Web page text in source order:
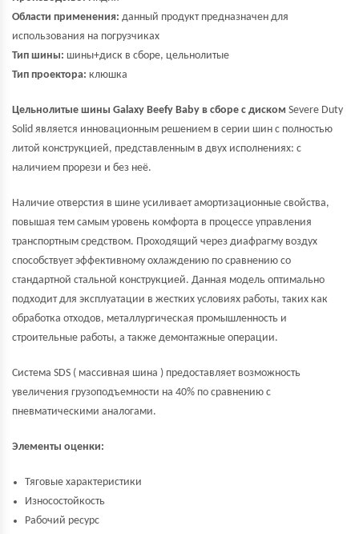
Области применения: данный продукт предназначен для
использования на погрузчиках
Тип шины: шины+диск в сборе, цельнолитые
Тип проектора: клюшка
Цельнолитые шины Galaxy Beefy Baby в сборе с диском Severe Duty
Solid является инновационным решением в серии шин с полностью
литой конструкцией, представленным в двух исполнениях: с
наличием прорези и без неё.
Наличие отверстия в шине усиливает амортизационные свойства,
повышая тем самым уровень комфорта в процессе управления
транспортным средством. Проходящий через диафрагму воздух
способствует эффективному охлаждению по сравнению со
стандартной стальной конструкцией. Данная модель оптимально
подходит для эксплуатации в жестких условиях работы, таких как
обработка отходов, металлургическая промышленность и
строительные работы, а также демонтажные операции.
Система SDS ( массивная шина ) предоставляет возможность
увеличения грузоподъемности на 40% по сравнению с
пневматическими аналогами.
Элементы оценки:
Тяговые характеристики
Износостойкость
Рабочий ресурс